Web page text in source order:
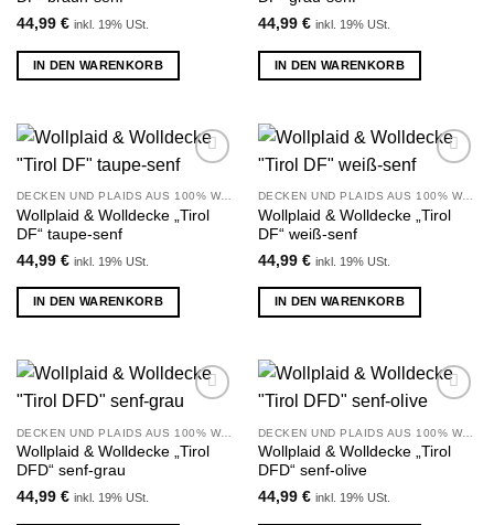
44,99 € inkl. 19% USt.
IN DEN WARENKORB
44,99 € inkl. 19% USt.
IN DEN WARENKORB
Wunschliste
hinzufügen
DECKEN UND PLAIDS AUS 100% WOLLE
Wollplaid & Wolldecke „Tirol
DF“ taupe-senf
44,99 € inkl. 19% USt.
IN DEN WARENKORB
Wunschliste
hinzufügen
DECKEN UND PLAIDS AUS 100% WOLLE
Wollplaid & Wolldecke „Tirol
DF“ weiß-senf
44,99 € inkl. 19% USt.
IN DEN WARENKORB
Wunschliste
hinzufügen
DECKEN UND PLAIDS AUS 100% WOLLE
Wollplaid & Wolldecke „Tirol
DFD“ senf-grau
44,99 € inkl. 19% USt.
Wunschliste
hinzufügen
DECKEN UND PLAIDS AUS 100% WOLLE
Wollplaid & Wolldecke „Tirol
DFD“ senf-olive
44,99 € inkl. 19% USt.